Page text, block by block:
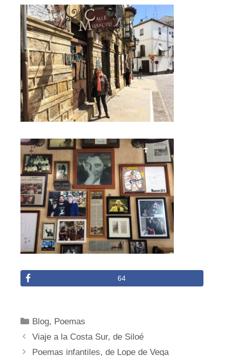
64
Categorías
Blog, Poemas
Viaje a la Costa Sur, de Siloé
Poemas infantiles, de Lope de Vega